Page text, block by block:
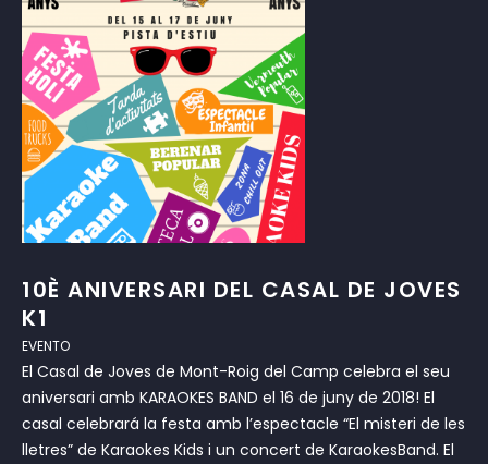
10È ANIVERSARI DEL CASAL DE JOVES
K1
EVENTO
El Casal de Joves de Mont-Roig del Camp celebra el seu
aniversari amb KARAOKES BAND el 16 de juny de 2018! El
casal celebrará la festa amb l’espectacle “El misteri de les
lletres” de Karaokes Kids i un concert de KaraokesBand. El